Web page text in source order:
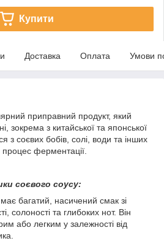
Купити
Доставка Оплата Умови
приправний продукт, який
зокрема з китайської та японської
з соєвих бобів, солі, води та інших
процес ферментації.
соєвого соусу:
багатий, насичений смак зі
солоності та глибоких нот. Він
або легким у залежності від